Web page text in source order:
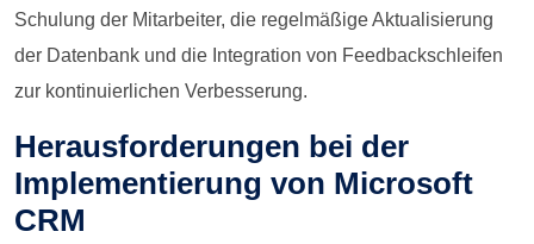
Schulung der Mitarbeiter, die regelmäßige Aktualisierung
der Datenbank und die Integration von Feedbackschleifen
zur kontinuierlichen Verbesserung.
Herausforderungen bei der
Implementierung von Microsoft
CRM